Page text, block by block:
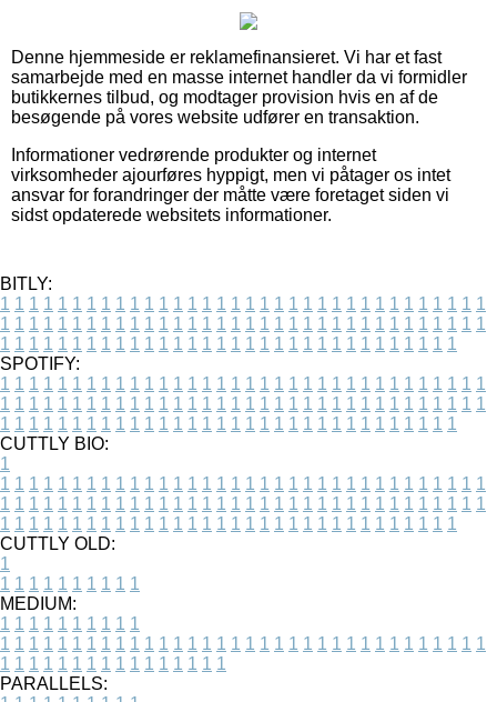
Denne hjemmeside er reklamefinansieret. Vi har et fast
samarbejde med en masse internet handler da vi formidler
butikkernes tilbud, og modtager provision hvis en af de
besøgende på vores website udfører en transaktion.
Informationer vedrørende produkter og internet
virksomheder ajourføres hyppigt, men vi påtager os intet
ansvar for forandringer der måtte være foretaget siden vi
sidst opdaterede websitets informationer.
BITLY:
1 1 1 1 1 1 1 1 1 1 1 1 1 1 1 1 1 1 1 1 1 1 1 1 1 1 1 1 1 1 1 1 1 1
1 1 1 1 1 1 1 1 1 1 1 1 1 1 1 1 1 1 1 1 1 1 1 1 1 1 1 1 1 1 1 1 1 1
1 1 1 1 1 1 1 1 1 1 1 1 1 1 1 1 1 1 1 1 1 1 1 1 1 1 1 1 1 1 1 1
SPOTIFY:
1 1 1 1 1 1 1 1 1 1 1 1 1 1 1 1 1 1 1 1 1 1 1 1 1 1 1 1 1 1 1 1 1 1
1 1 1 1 1 1 1 1 1 1 1 1 1 1 1 1 1 1 1 1 1 1 1 1 1 1 1 1 1 1 1 1 1 1
1 1 1 1 1 1 1 1 1 1 1 1 1 1 1 1 1 1 1 1 1 1 1 1 1 1 1 1 1 1 1 1
CUTTLY BIO:
1
1 1 1 1 1 1 1 1 1 1 1 1 1 1 1 1 1 1 1 1 1 1 1 1 1 1 1 1 1 1 1 1 1 1
1 1 1 1 1 1 1 1 1 1 1 1 1 1 1 1 1 1 1 1 1 1 1 1 1 1 1 1 1 1 1 1 1 1
1 1 1 1 1 1 1 1 1 1 1 1 1 1 1 1 1 1 1 1 1 1 1 1 1 1 1 1 1 1 1 1
CUTTLY OLD:
1
1 1 1 1 1 1 1 1 1 1
MEDIUM:
1 1 1 1 1 1 1 1 1 1
1 1 1 1 1 1 1 1 1 1 1 1 1 1 1 1 1 1 1 1 1 1 1 1 1 1 1 1 1 1 1 1 1 1
1 1 1 1 1 1 1 1 1 1 1 1 1 1 1 1
PARALLELS: